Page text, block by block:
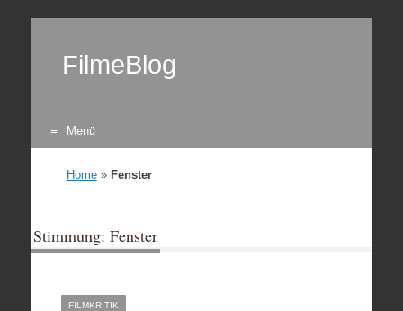
FilmeBlog
Menü
Home» Fenster
Stimmung: Fenster
FILMKRITIK